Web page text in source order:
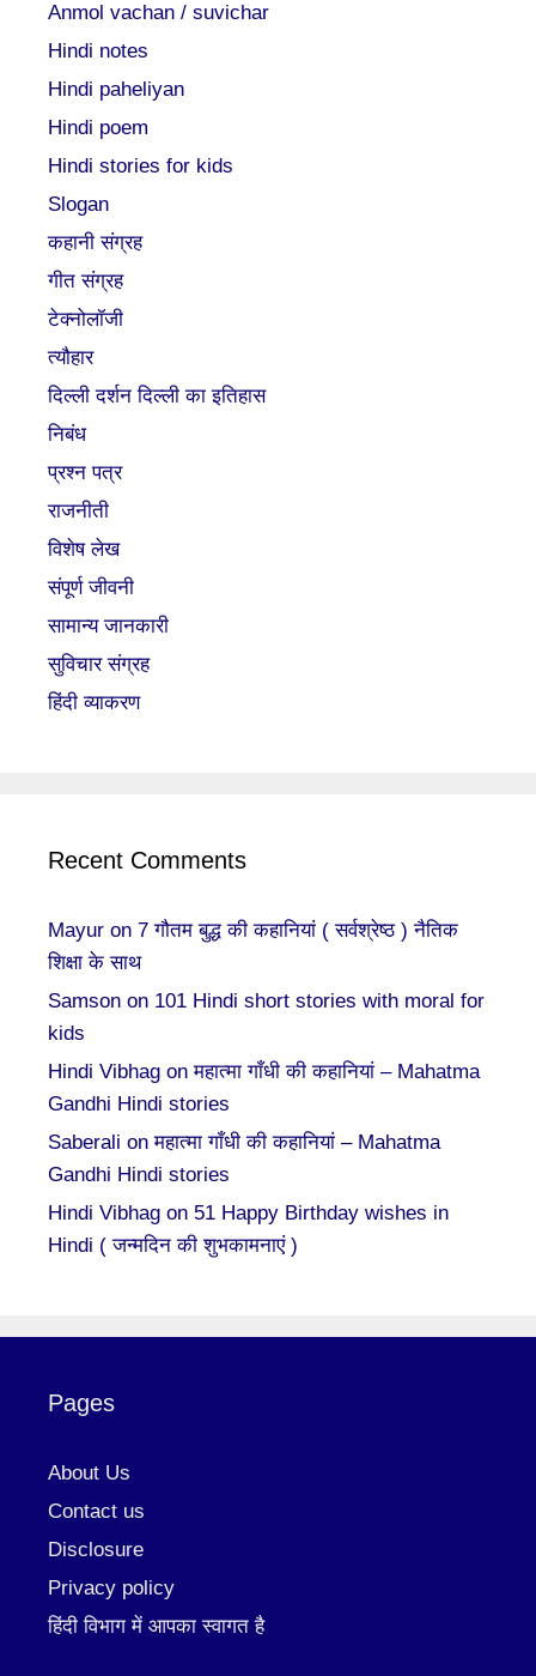
Anmol vachan / suvichar
Hindi notes
Hindi paheliyan
Hindi poem
Hindi stories for kids
Slogan
कहानी संग्रह
गीत संग्रह
टेक्नोलॉजी
त्यौहार
दिल्ली दर्शन दिल्ली का इतिहास
निबंध
प्रश्न पत्र
राजनीती
विशेष लेख
संपूर्ण जीवनी
सामान्य जानकारी
सुविचार संग्रह
हिंदी व्याकरण
Recent Comments
Mayur on 7 गौतम बुद्ध की कहानियां ( सर्वश्रेष्ठ ) नैतिक
शिक्षा के साथ
Samson on 101 Hindi short stories with moral for
kids
Hindi Vibhag onमहात्मा गाँधी की कहानियां – Mahatma
Gandhi Hindi stories
Saberali onमहात्मा गाँधी की कहानियां – Mahatma
Gandhi Hindi stories
Hindi Vibhag on 51 Happy Birthday wishes in
Hindi ( जन्मदिन की शुभकामनाएं )
Pages
About Us
Contact us
Disclosure
Privacy policy
हिंदी विभाग में आपका स्वागत है